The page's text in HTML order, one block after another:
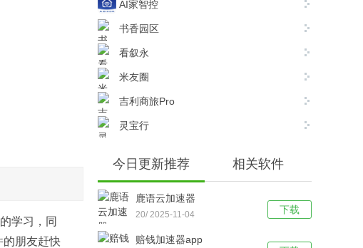
学习，同
的朋友赶快
AI家智控
书香园区
看叙永
米友圈
吉利商旅Pro
灵宝行
今日更新推荐 相关软件
下载
鹿语云加速器
20/ 2025-11-04
赔钱加速器app